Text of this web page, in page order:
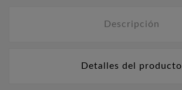
Descripción
Detalles del producto